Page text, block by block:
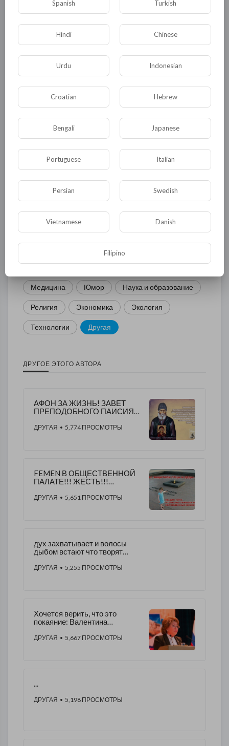
КАТЕГОРИИ
Общая
Спорт Комедия Развлечение
Медицина Юмор Наука и образование
Религия Экономика Экология
Технологии Другая
ДРУГОЕ ЭТОГО АВТОРА
АФОН ЗА ЖИЗНЬ! ЗАВЕТ
ПРЕПОДОБНОГО ПАИСИЯ
ДРУГАЯ • 5,774 ПРОСМОТРЫ
FEMEN В ОБЩЕСТВЕННОЙ
ПАЛАТЕ!!! ЖЕСТЬ!!!
ДРУГАЯ • 5,651 ПРОСМОТРЫ
​дух захватывает и волосы
дыбом встают что творят
ДРУГАЯ • 5,255 ПРОСМОТРЫ
Хочется верить, что это
покаяние: Валентина
убийство"
ДРУГАЯ • 5,667 ПРОСМОТРЫ
...
ДРУГАЯ • 5,198 ПРОСМОТРЫ
Spanish Turkish
Hindi Chinese
Urdu Indonesian
Croatian Hebrew
Bengali Japanese
Portuguese Italian
Persian Swedish
Vietnamese Danish
Filipino